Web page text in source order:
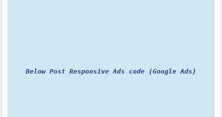
Below Post Responsive Ads code (Google Ads)